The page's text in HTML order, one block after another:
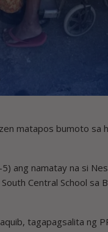
matapos bumoto sa
ang namatay na si
Central School sa
tagapagsalita ng